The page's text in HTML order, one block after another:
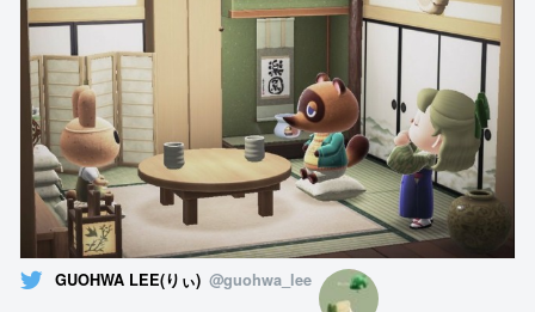
GUOHWA LEE(りぃ) @guohwa_lee